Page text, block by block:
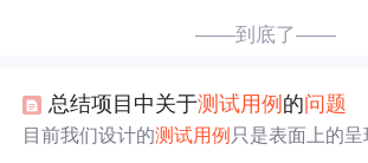
——到底了——
总结项目中关于测试用例 的问题
目前我们设计的测试用例 只是表面上的